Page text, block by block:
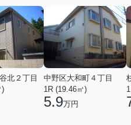
北２丁目
)
中野区大和町４丁目
1R (19.46㎡)
5.9万円